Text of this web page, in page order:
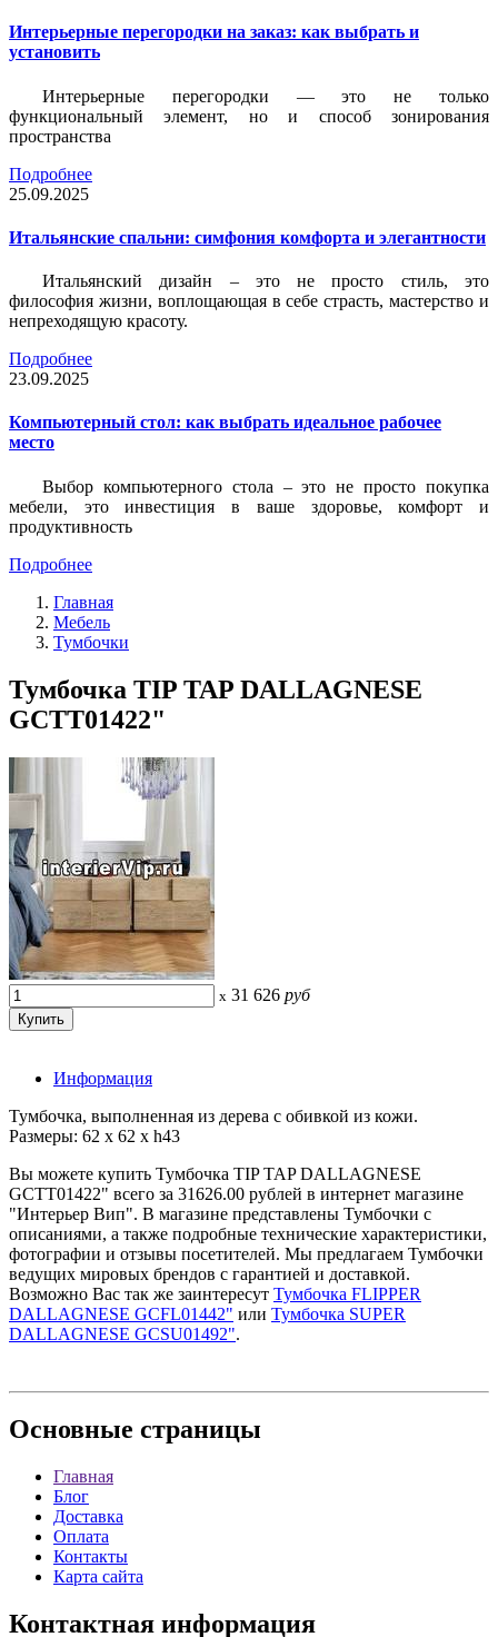
Интерьерные перегородки на заказ: как выбрать и
установить
Интерьерные перегородки — это не только
функциональный элемент, но и способ зонирования
пространства
Подробнее
25.09.2025
Итальянские спальни: симфония комфорта и элегантности
Итальянский дизайн – это не просто стиль, это
философия жизни, воплощающая в себе страсть, мастерство и
непреходящую красоту.
Подробнее
23.09.2025
Компьютерный стол: как выбрать идеальное рабочее
место
Выбор компьютерного стола – это не просто покупка
мебели, это инвестиция в ваше здоровье, комфорт и
продуктивность
Подробнее
Главная
Мебель
Тумбочки
Тумбочка TIP TAP DALLAGNESE
GCTT01422"
x 31 626 руб
Информация
Тумбочка, выполненная из дерева с обивкой из кожи.
Размеры: 62 x 62 x h43
Вы можете купить Тумбочка TIP TAP DALLAGNESE
GCTT01422" всего за 31626.00 рублей в интернет магазине
"Интерьер Вип". В магазине представлены Тумбочки с
описаниями, а также подробные технические характеристики,
фотографии и отзывы посетителей. Мы предлагаем Тумбочки
ведущих мировых брендов с гарантией и доставкой.
Возможно Вас так же заинтересут Тумбочка FLIPPER
DALLAGNESE GCFL01442" или Тумбочка SUPER
DALLAGNESE GCSU01492".
Основные страницы
Главная
Блог
Доставка
Оплата
Контакты
Карта сайта
Контактная информация